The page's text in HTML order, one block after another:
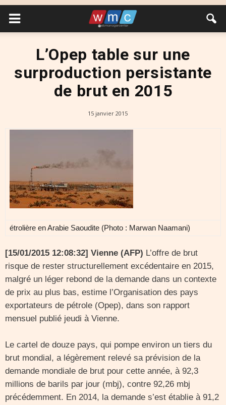
L’Opep table sur une
surproduction persistante
de brut en 2015
15 janvier 2015
étrolière en Arabie Saoudite (Photo : Marwan Naamani)
[15/01/2015 12:08:32] Vienne (AFP) L’offre de brut
risque de rester structurellement excédentaire en 2015,
malgré un léger rebond de la demande dans un contexte
de prix au plus bas, estime l’Organisation des pays
exportateurs de pétrole (Opep), dans son rapport
mensuel publié jeudi à Vienne.
Le cartel de douze pays, qui pompe environ un tiers du
brut mondial, a légèrement relevé sa prévision de la
demande mondiale de brut pour cette année, à 92,3
millions de barils par jour (mbj), contre 92,26 mbj
précédemment. En 2014, la demande s’est établie à 91,2